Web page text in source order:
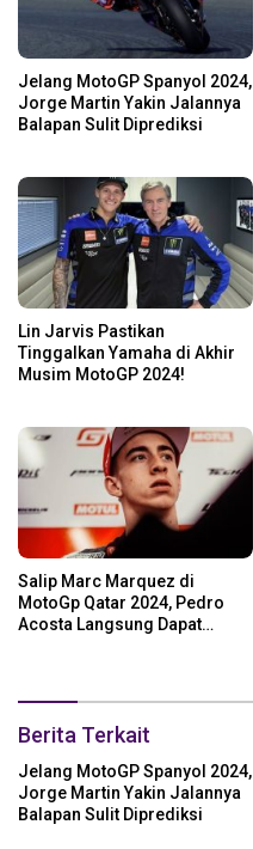
Jelang MotoGP Spanyol 2024,
Jorge Martin Yakin Jalannya
Balapan Sulit Diprediksi
Lin Jarvis Pastikan
Tinggalkan Yamaha di Akhir
Musim MotoGP 2024!
Salip Marc Marquez di
MotoGp Qatar 2024, Pedro
Acosta Langsung Dapat
Berita Terkait
Jelang MotoGP Spanyol 2024,
Jorge Martin Yakin Jalannya
Balapan Sulit Diprediksi